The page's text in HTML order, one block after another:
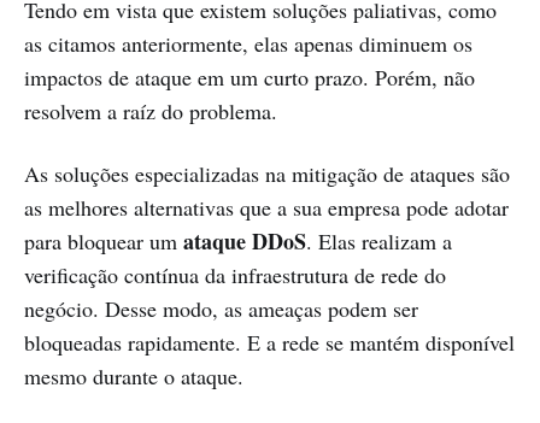
Tendo em vista que existem soluções paliativas, como
as citamos anteriormente, elas apenas diminuem os
impactos de ataque em um curto prazo. Porém, não
resolvem a raíz do problema.
As soluções especializadas na mitigação de ataques são
as melhores alternativas que a sua empresa pode adotar
para bloquear um ataque DDoS. Elas realizam a
verificação contínua da infraestrutura de rede do
negócio. Desse modo, as ameaças podem ser
bloqueadas rapidamente. E a rede se mantém disponível
mesmo durante o ataque.